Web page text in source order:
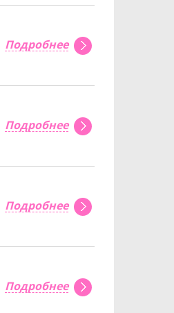
Подробнее
Подробнее
Подробнее
Подробнее